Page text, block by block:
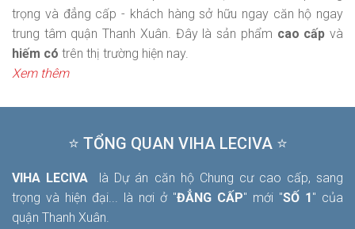
trọng và đẳng cấp - khách hàng sở hữu ngay căn hộ ngay
trung tâm quận Thanh Xuân. Đây là sản phẩm cao cấp và
hiếm có trên thị trường hiện nay.
Xem thêm
⭐ TỔNG QUAN VIHA LECIVA ⭐
VIHA LECIVA
là Dự án căn hộ Chung cư cao cấp, sang
trọng và hiện đại... là nơi ở "ĐẲNG CẤP" mới "SỐ 1" của
quận Thanh Xuân.